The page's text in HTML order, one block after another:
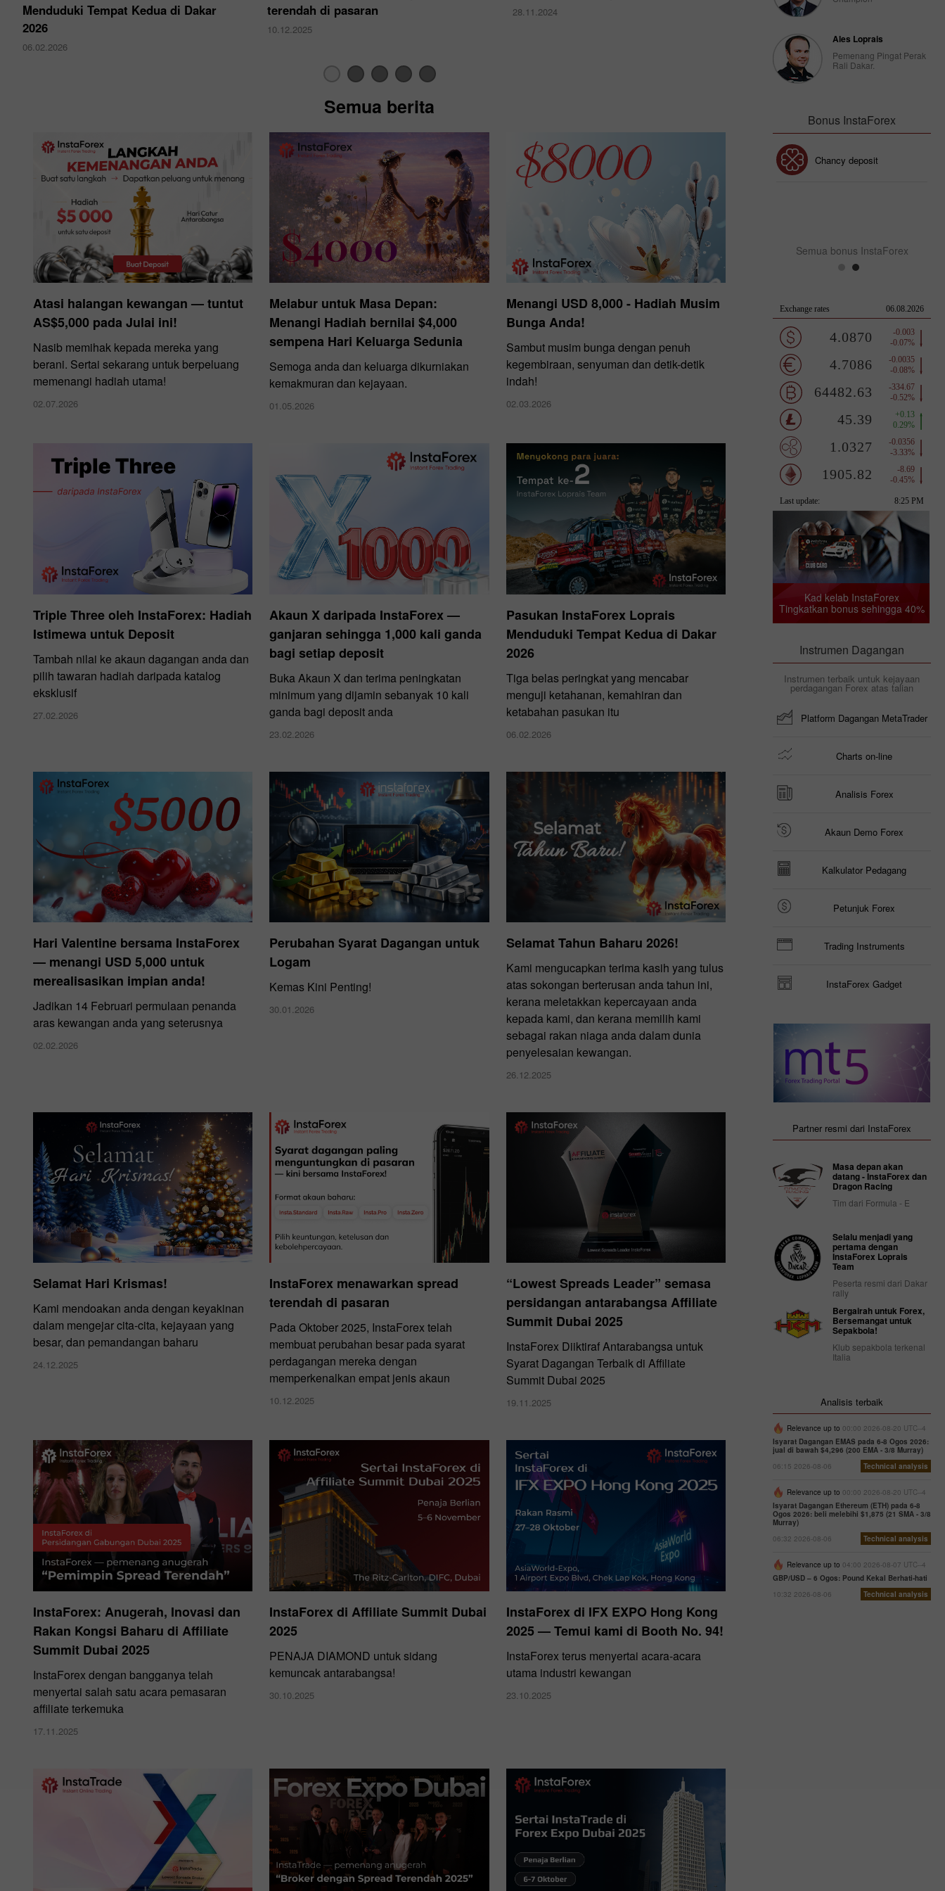
Menduduki Tempat Kedua di Dakar
2026
06.02.2026
terendah di pasaran
10.12.2025
28.11.2024 08.02.2023
Semua berita
Atasi halangan kewangan — tuntut
AS$5,000 pada Julai ini!
Nasib memihak kepada mereka yang
berani. Sertai sekarang untuk berpeluang
memenangi hadiah utama!
02.07.2026
Melabur untuk Masa Depan:
Menangi Hadiah bernilai $4,000
sempena Hari Keluarga Sedunia
Semoga anda dan keluarga dikurniakan
kemakmuran dan kejayaan.
01.05.2026
Menangi USD 8,000 - Hadiah Musim
Bunga Anda!
Sambut musim bunga dengan penuh
kegembiraan, senyuman dan detik-detik
indah!
02.03.2026
Triple Three oleh InstaForex: Hadiah
Istimewa untuk Deposit
Tambah nilai ke akaun dagangan anda dan
pilih tawaran hadiah daripada katalog
eksklusif
27.02.2026
Akaun X daripada InstaForex —
ganjaran sehingga 1,000 kali ganda
bagi setiap deposit
Buka Akaun X dan terima peningkatan
minimum yang dijamin sebanyak 10 kali
ganda bagi deposit anda
23.02.2026
Pasukan InstaForex Loprais
Menduduki Tempat Kedua di Dakar
2026
Tiga belas peringkat yang mencabar
menguji ketahanan, kemahiran dan
ketabahan pasukan itu
06.02.2026
Hari Valentine bersama InstaForex
— menangi USD 5,000 untuk
merealisasikan impian anda!
Jadikan 14 Februari permulaan penanda
aras kewangan anda yang seterusnya
02.02.2026
Perubahan Syarat Dagangan untuk
Logam
Kemas Kini Penting!
30.01.2026
Selamat Tahun Baharu 2026!
Kami mengucapkan terima kasih yang tulus
atas sokongan berterusan anda tahun ini,
kerana meletakkan kepercayaan anda
kepada kami, dan kerana memilih kami
sebagai rakan niaga anda dalam dunia
penyelesaian kewangan.
26.12.2025
Selamat Hari Krismas!
Kami mendoakan anda dengan keyakinan
dalam mengejar cita-cita, kejayaan yang
besar, dan pemandangan baharu
24.12.2025
InstaForex menawarkan spread
terendah di pasaran
Pada Oktober 2025, InstaForex telah
membuat perubahan besar pada syarat
perdagangan mereka dengan
memperkenalkan empat jenis akaun
10.12.2025
“Lowest Spreads Leader” semasa
persidangan antarabangsa Affiliate
Summit Dubai 2025
InstaForex Diiktiraf Antarabangsa untuk
Syarat Dagangan Terbaik di Affiliate
Summit Dubai 2025
19.11.2025
InstaForex: Anugerah, Inovasi dan
Rakan Kongsi Baharu di Affiliate
Summit Dubai 2025
InstaForex dengan bangganya telah
menyertai salah satu acara pemasaran
affiliate terkemuka
17.11.2025
InstaForex di Affiliate Summit Dubai
2025
PENAJA DIAMOND untuk sidang
kemuncak antarabangsa!
30.10.2025
InstaForex di IFX EXPO Hong Kong
2025 — Temui kami di Booth No. 94!
InstaForex terus menyertai acara-acara
utama industri kewangan
23.10.2025
Ales Loprais
Pemenang Pingat Perak
Rali Dakar.
Bonus InstaForex
Bonus 30%
Bonus Kelab InstaForex
Chancy deposit Bonus 30%
Bonus Kelab InstaForex
Chancy deposit
Semua bonus InstaForex
Kad kelab InstaForex
Tingkatkan bonus sehingga 40%
Instrumen Dagangan
Instrumen terbaik untuk kejayaan
perdagangan Forex atas talian
Platform Dagangan MetaTrader
Charts on-line
Analisis Forex
Akaun Demo Forex
Kalkulator Pedagang
Petunjuk Forex
Trading Instruments
InstaForex Gadget
Partner resmi dari InstaForex
Masa depan akan
datang - InstaForex dan
Dragon Racing
Tim dari Formula - E
Selalu menjadi yang
pertama dengan
InstaForex Loprais
Team
Peserta resmi dari Dakar
rally
Bergairah untuk Forex,
Bersemangat untuk
Sepakbola!
Klub sepakbola terkenal
Italia
Analisis terbaik
Relevance up to 00:00 2026-08-20 UTC--4
Isyarat Dagangan EMAS pada 6-8 Ogos 2026:
jual di bawah $4,296 (200 EMA - 3/8 Murray)
06:15 2026-08-06
Technical analysis
Relevance up to 00:00 2026-08-20 UTC--4
Isyarat Dagangan Ethereum (ETH) pada 6-8
Ogos 2026: beli melebihi $1,875 (21 SMA - 3/8
Murray)
06:32 2026-08-06
Technical analysis
Relevance up to 04:00 2026-08-07 UTC--4
GBP/USD – 6 Ogos: Pound Kekal Berhati-hati
10:32 2026-08-06
Technical analysis